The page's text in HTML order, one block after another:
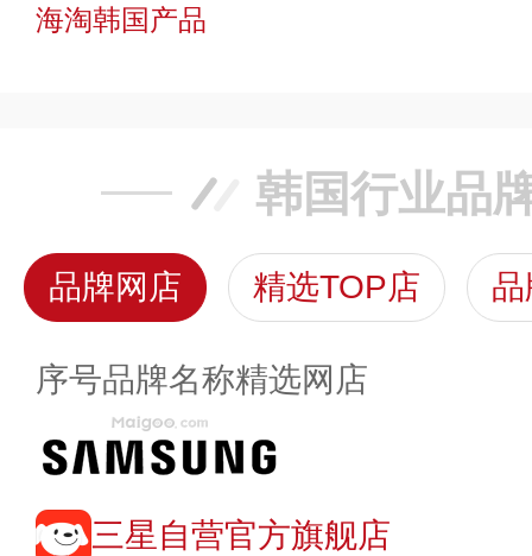
海淘韩国产品
韩国行业品
品牌网店 精选TOP店
序号品牌名称精选网店
三星自营官方旗舰店